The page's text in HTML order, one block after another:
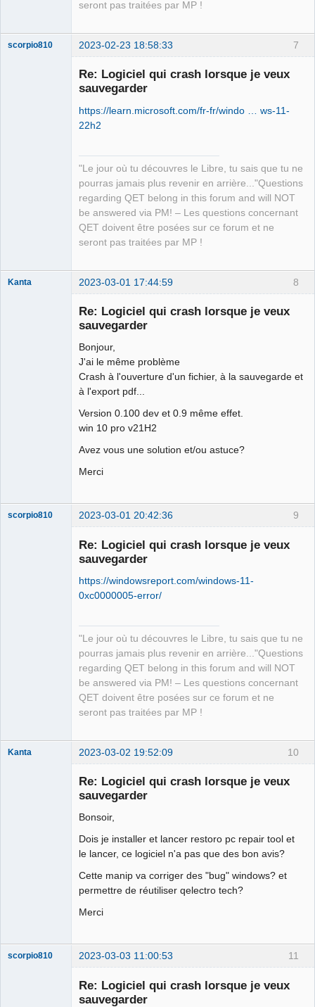
seront pas traitées par MP !
7
scorpio810 2023-02-23 18:58:33
Re: Logiciel qui crash lorsque je veux
sauvegarder
https://learn.microsoft.com/fr-fr/windo … ws-11-
22h2
"Le jour où tu découvres le Libre, tu sais que tu ne
pourras jamais plus revenir en arrière..."Questions
regarding QET belong in this forum and will NOT
be answered via PM! – Les questions concernant
QET doivent être posées sur ce forum et ne
seront pas traitées par MP !
8
Kanta 2023-03-01 17:44:59
Re: Logiciel qui crash lorsque je veux
sauvegarder
Bonjour,
J'ai le même problème
Crash à l'ouverture d'un fichier, à la sauvegarde et
à l'export pdf...
Version 0.100 dev et 0.9 même effet.
win 10 pro v21H2
Avez vous une solution et/ou astuce?
Merci
9
scorpio810 2023-03-01 20:42:36
Re: Logiciel qui crash lorsque je veux
sauvegarder
https://windowsreport.com/windows-11-
0xc0000005-error/
"Le jour où tu découvres le Libre, tu sais que tu ne
pourras jamais plus revenir en arrière..."Questions
regarding QET belong in this forum and will NOT
be answered via PM! – Les questions concernant
QET doivent être posées sur ce forum et ne
seront pas traitées par MP !
10
Kanta 2023-03-02 19:52:09
Re: Logiciel qui crash lorsque je veux
sauvegarder
Bonsoir,
Dois je installer et lancer restoro pc repair tool et
le lancer, ce logiciel n'a pas que des bon avis?
Cette manip va corriger des "bug" windows? et
permettre de réutiliser qelectro tech?
Merci
11
scorpio810 2023-03-03 11:00:53
Re: Logiciel qui crash lorsque je veux
sauvegarder